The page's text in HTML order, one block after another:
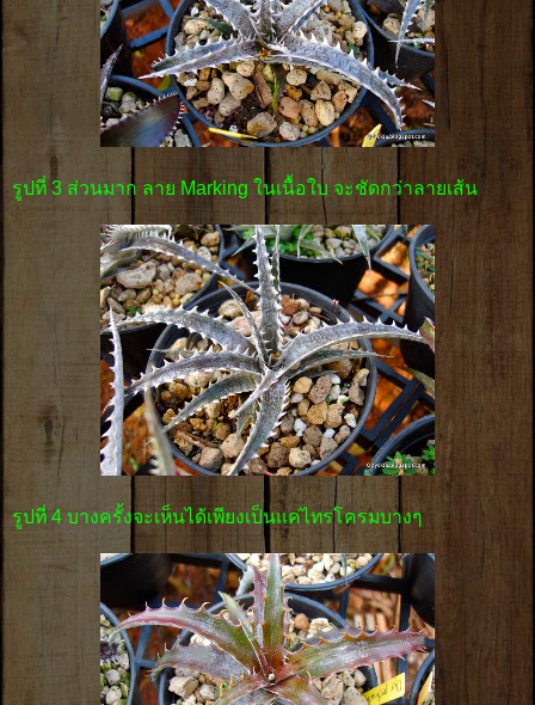
รูปที่ 3 ส่วนมาก ลาย Marking ในเนื้อใบ จะชัดกว่าลายเส้น
รูปที่ 4 บางครั้งจะเห็นได้เพียงเป็นแค่ไทรโครมบางๆ